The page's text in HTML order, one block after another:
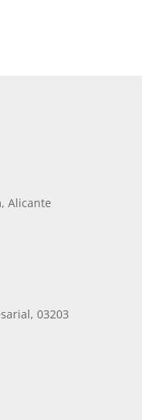
Alicante
03203